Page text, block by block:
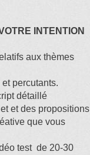
INTENTION
aux thèmes
percutants.
détaillé
et des propositions
que vous
test de 20-30